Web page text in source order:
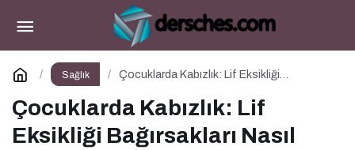
Sağlık
Çocuklarda Kabızlık: Lif Eksikliği
Çocuklarda Kabızlık: Lif
Eksikliği Bağırsakları Nasıl
Yaz Mevsiminde Sağlığınızı Tehdit Eden
Hastalıklara Dikkat!
Yorum Yap